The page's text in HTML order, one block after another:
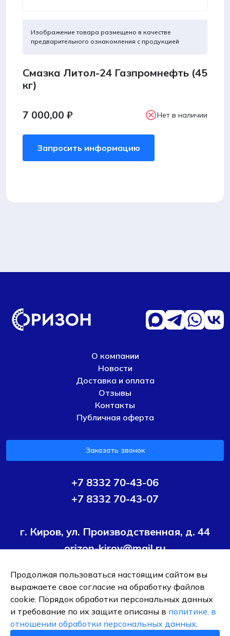
Изображение товара размещено в качестве
предварительного ознакомления с продукцией
Смазка Литол-24 Газпромнефть (45
кг)
7 000,00 ₽ Нет в наличии
Запросить информацию
О компании
Новости
Доставка и оплата
Отзывы
Контакты
Публичная оферта
Заказать звонок
+7 8332 70-43-06
+7 8332 70-43-07
г. Киров, ул. Производственная, д. 44
orizon-kirov@mail.ru
Условия политики конфиденциальности
Согласие на
обработку персональных данных
ОБЩЕСТВО С ОГРАНИЧЕННОЙ ОТВЕТСТВЕННОСТЬЮ ТК
"ОРИЗОН-ПОДШИПНИК"
Продолжая пользоваться настоящим сайтом вы
выражаете свое согласие на обработку файлов
cookie. Порядок обработки персональных данных
и требование по их защите описаны в политике, в
отношении обработки персональных данных.